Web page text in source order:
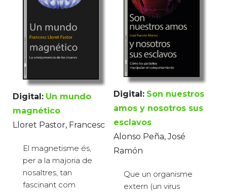
Digital: Un mundo
magnético
Lloret Pastor, Francesc
El magnetisme és,
per a la majoria de
nosaltres, tan
fascinant com
Digital: Son nuestros
amos y nosotros sus
esclavos
Alonso Peña, José
Ramón
Que un organisme
extern (un virus